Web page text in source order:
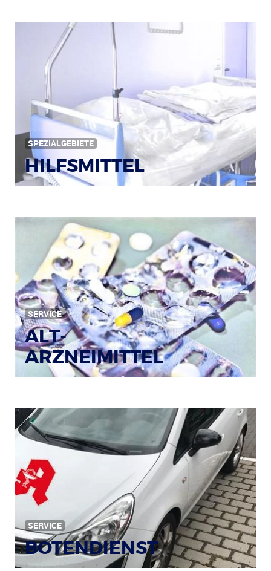
SPEZIALGEBIETE
HILFSMITTEL
Bild: © Rainer Sturm / pixelio.de
SERVICE
ALT-
ARZNEIMITTEL
SERVICE
BOTENDIENST